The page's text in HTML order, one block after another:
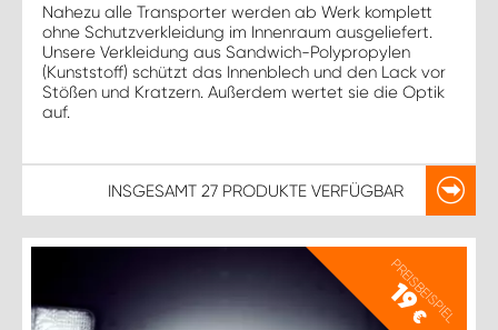
Nahezu alle Transporter werden ab Werk komplett
ohne Schutzverkleidung im Innenraum ausgeliefert.
Unsere Verkleidung aus Sandwich-Polypropylen
(Kunststoff) schützt das Innenblech und den Lack vor
Stößen und Kratzern. Außerdem wertet sie die Optik
auf.
INSGESAMT 27 PRODUKTE VERFÜGBAR
PREISBEISPIEL
19
€